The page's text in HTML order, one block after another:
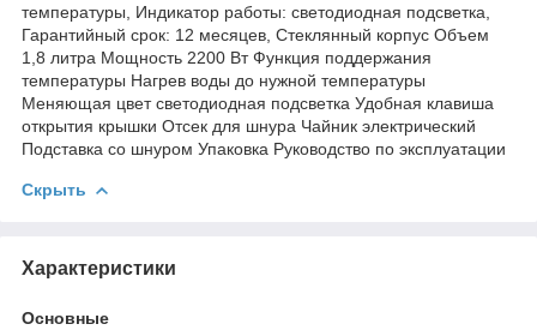
температуры, Индикатор работы: светодиодная подсветка,
Гарантийный срок: 12 месяцев, Стеклянный корпус Объем
1,8 литра Мощность 2200 Вт Функция поддержания
температуры Нагрев воды до нужной температуры
Меняющая цвет светодиодная подсветка Удобная клавиша
открытия крышки Отсек для шнура Чайник электрический
Подставка со шнуром Упаковка Руководство по эксплуатации
Скрыть
Характеристики
Основные